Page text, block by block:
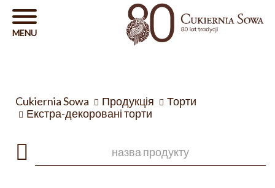
Cukiernia Sowa Продукція
Торти
Екстра-декоровані торти